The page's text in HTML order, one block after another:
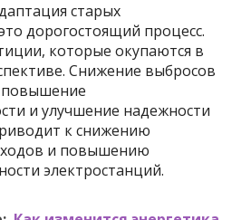
старых
дорогостоящий процесс.
которые окупаются в
Снижение выбросов
и улучшение надежности
к снижению
и повышению
электростанций.